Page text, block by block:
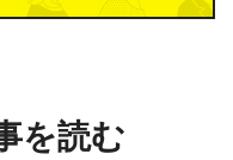
を読む